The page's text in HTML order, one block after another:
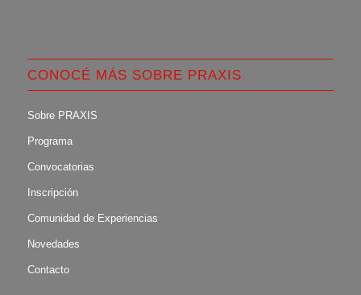
CONOCÉ MÁS SOBRE PRAXIS
Sobre PRAXIS
Programa
Convocatorias
Inscripción
Comunidad de Experiencias
Novedades
Contacto